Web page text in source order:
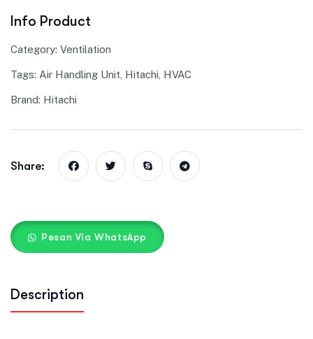
Info Product
Category: Ventilation
Tags: Air Handling Unit Hitachi HVAC
Brand: Hitachi
Share:
Pesan Via WhatsApp
Description